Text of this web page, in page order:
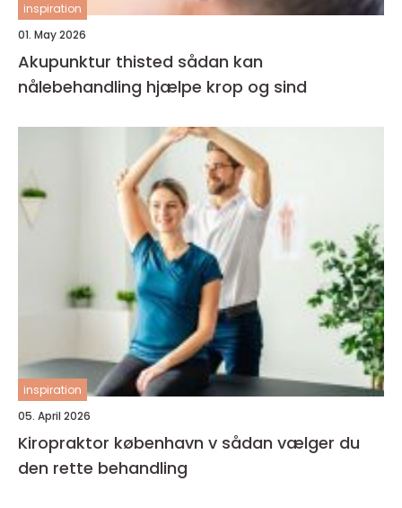
inspiration
01. May 2026
Akupunktur thisted sådan kan
nålebehandling hjælpe krop og sind
inspiration
05. April 2026
Kiropraktor københavn v sådan vælger du
den rette behandling